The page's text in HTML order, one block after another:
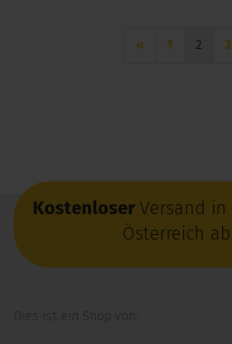
« 1 2 3
Kostenloser Versand
Österreich
Dies ist ein Shop von: